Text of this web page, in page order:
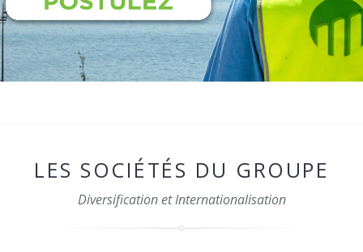
LES SOCIÉTÉS DU GROUPE
Diversification et Internationalisation